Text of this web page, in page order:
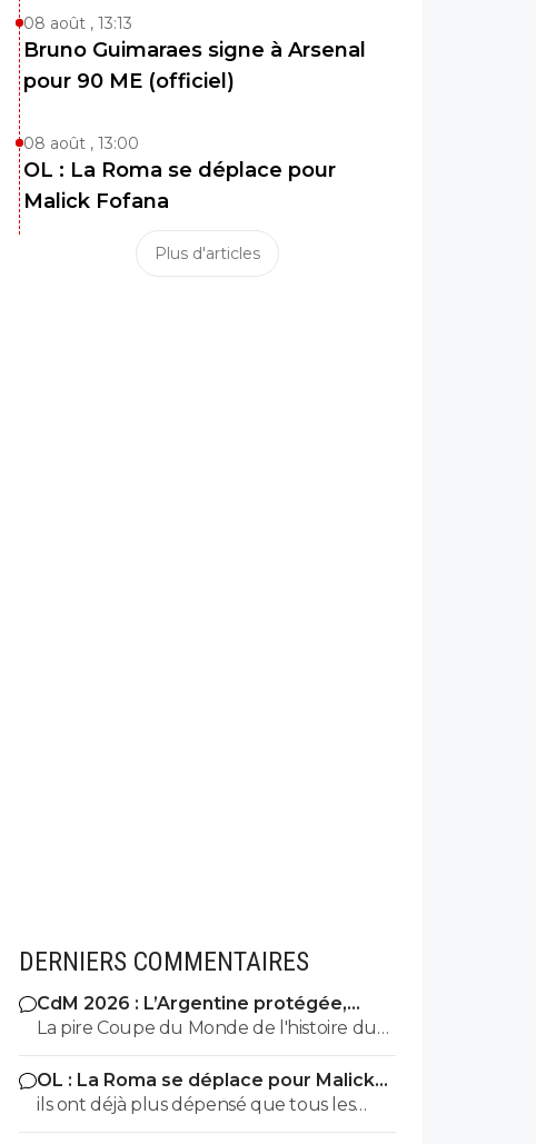
08 août , 13:13
Bruno Guimaraes signe à Arsenal
pour 90 ME (officiel)
08 août , 13:00
OL : La Roma se déplace pour
Malick Fofana
Plus d'articles
DERNIERS COMMENTAIRES
CdM 2026 : L’Argentine protégée,
François Letexier a pris cher
La pire Coupe du Monde de l'histoire du
Football.
OL : La Roma se déplace pour Malick
Fofana
ils ont déjà plus dépensé que tous les
clubs de ligue macdo réunis hors quatar..